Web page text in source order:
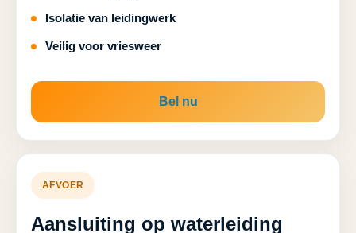
Isolatie van leidingwerk
Veilig voor vriesweer
Bel nu
AFVOER
Aansluiting op waterleiding